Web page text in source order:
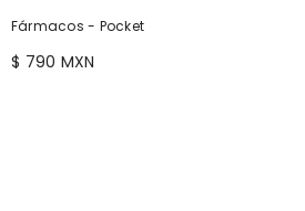
Fármacos - Pocket
$ 790 MXN